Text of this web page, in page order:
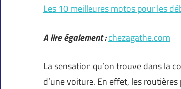
Les 10 meilleures motos pour les
A lire également :chezagathe.com
La sensation qu’on trouve dans la
d’une voiture. En effet, les